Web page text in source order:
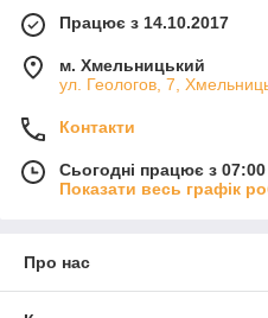
Працює з 14.10.2017
м. Хмельницький
ул. Геологов, 7,
Контакти
Сьогодні працює з
Показати весь графік
Про нас